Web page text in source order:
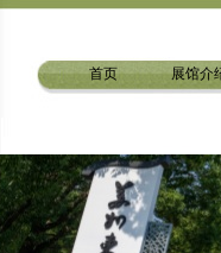
首页 展馆介